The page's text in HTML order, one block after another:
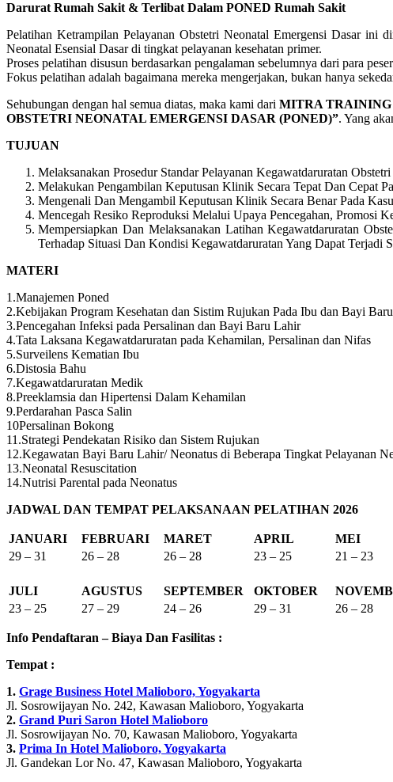
Darurat Rumah Sakit & Terlibat Dalam PONED Rumah Sakit
Pelatihan Ketrampilan Pelayanan Obstetri Neonatal Emergensi Dasar ini
Neonatal Esensial Dasar di tingkat pelayanan kesehatan primer.
Proses pelatihan disusun berdasarkan pengalaman sebelumnya dari para
Fokus pelatihan adalah bagaimana mereka mengerjakan, bukan hanya
Sehubungan dengan hal semua diatas, maka kami dariMITRA TRAINING
OBSTETRI NEONATAL EMERGENSI DASAR (PONED)”. Yang
TUJUAN
Melaksanakan Prosedur Standar Pelayanan Kegawatdaruratan
Melakukan Pengambilan Keputusan Klinik Secara Tepat Dan Cepat
Mengenali Dan Mengambil Keputusan Klinik Secara Benar Pada
Mencegah Resiko Reproduksi Melalui Upaya Pencegahan, Promosi
Mempersiapkan Dan Melaksanakan Latihan Kegawatdaruratan
Terhadap Situasi Dan Kondisi Kegawatdaruratan Yang Dapat Terjadi
MATERI
1.Manajemen Poned
2.Kebijakan Program Kesehatan dan Sistim Rujukan Pada Ibu dan Bayi
3.Pencegahan Infeksi pada Persalinan dan Bayi Baru Lahir
4.Tata Laksana Kegawatdaruratan pada Kehamilan, Persalinan dan Nifas
5.Surveilens Kematian Ibu
6.Distosia Bahu
7.Kegawatdaruratan Medik
8.Preeklamsia dan Hipertensi Dalam Kehamilan
9.Perdarahan Pasca Salin
10Persalinan Bokong
11.Strategi Pendekatan Risiko dan Sistem Rujukan
12.Kegawatan Bayi Baru Lahir/ Neonatus di Beberapa Tingkat Pelayanan
13.Neonatal Resuscitation
14.Nutrisi Parental pada Neonatus
JADWAL DAN TEMPAT PELAKSANAAN PELATIHAN 2026
JANUARI FEBRUARI MARET APRIL MEI
29 – 31
26 – 28 26 – 28 23 – 25 21 – 23
JULI AGUSTUS SEPTEMBER OKTOBER
23 – 25
27 – 29 24 – 26 29 – 31 26 – 28
Info Pendaftaran – Biaya Dan Fasilitas :
Tempat :
1. Grage Business Hotel Malioboro, Yogyakarta
Jl. Sosrowijayan No. 242, Kawasan Malioboro, Yogyakarta
2. Grand Puri Saron Hotel Malioboro
Jl. Sosrowijayan No. 70, Kawasan Malioboro, Yogyakarta
3. Prima In Hotel Malioboro, Yogyakarta
Jl. Gandekan Lor No. 47, Kawasan Malioboro, Yogyakarta